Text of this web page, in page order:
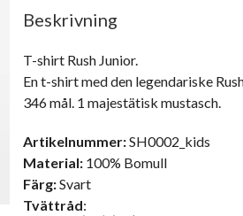
Beskrivning
T-shirt Rush Junior.
En t-shirt med den legendariske
Artikelnummer:SH0002_kids
Material: 100% Bomull
Färg:Svart
Tvättråd: